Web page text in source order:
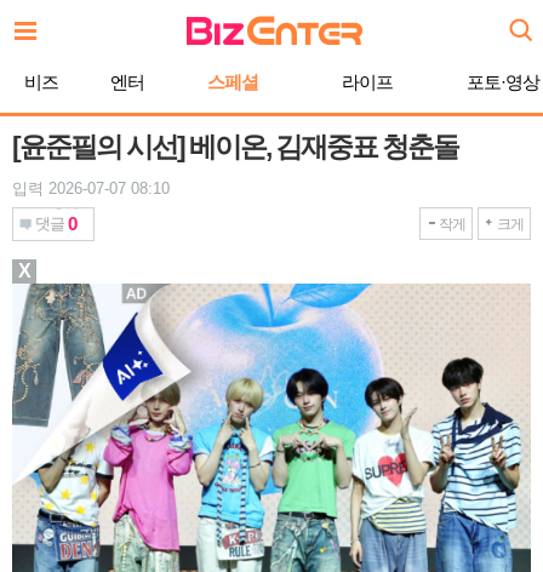
문
기
비즈 엔터 스페셜 라이프 포토·영상
[윤준필의 시선] 베이온, 김재중표 청춘돌
입력 2026-07-07 08:10
댓글 0 작게 크게
X